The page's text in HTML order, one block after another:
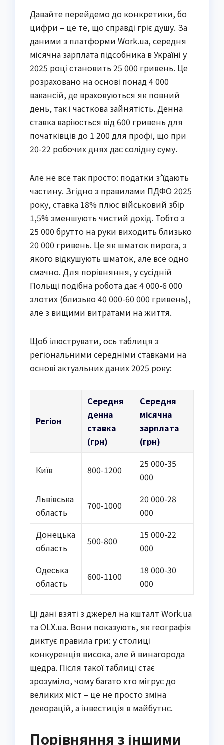
Давайте перейдемо до конкретики, бо
цифри – це те, що справді гріє душу. За
даними з платформи Work.ua, середня
місячна зарплата підсобника в Україні у
2025 році становить 25 000 гривень. Це
розраховано на основі понад 4 000
вакансій, де враховуються як повний
день, так і часткова зайнятість. Денна
ставка варіюється від 600 гривень для
початківців до 1 200 для профі, що при
20-22 робочих днях дає солідну суму.
Але не все так просто: податки з’їдають
частину. Згідно з правилами ПДФО 2025
року, ставка 18% плюс військовий збір
1,5% зменшують чистий дохід. Тобто з
25 000 брутто на руки виходить близько
20 000 гривень. Це як шматок пирога, з
якого відкушують шматок, але все одно
смачно. Для порівняння, у сусідній
Польщі подібна робота дає 4 000-6 000
злотих (близько 40 000-60 000 гривень),
але з вищими витратами на життя.
Щоб ілюструвати, ось таблиця з
регіональними середніми ставками на
основі актуальних даних 2025 року:
Регіон
Середня
денна
ставка
(грн)
Середня
місячна
зарплата
(грн)
Київ 800-1200
25 000-35
000
Львівська
область
700-1000
20 000-28
000
Донецька
область
500-800
15 000-22
000
Одеська
область
600-1100
18 000-30
000
Ці дані взяті з джерел на кшталт Work.ua
та OLX.ua. Вони показують, як географія
диктує правила гри: у столиці
конкуренція висока, але й винагорода
щедра. Після такої таблиці стає
зрозуміло, чому багато хто мігрує до
великих міст – це не просто зміна
декорацій, а інвестиція в майбутнє.
Порівняння з іншими